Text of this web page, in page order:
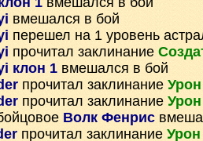
вмешался в бой
перешел на 1 уровень
прочитал заклинание
клон 1 вмешался в бой
прочитал заклинание
прочитал заклинание
Волк Фенрис
прочитал заклинание